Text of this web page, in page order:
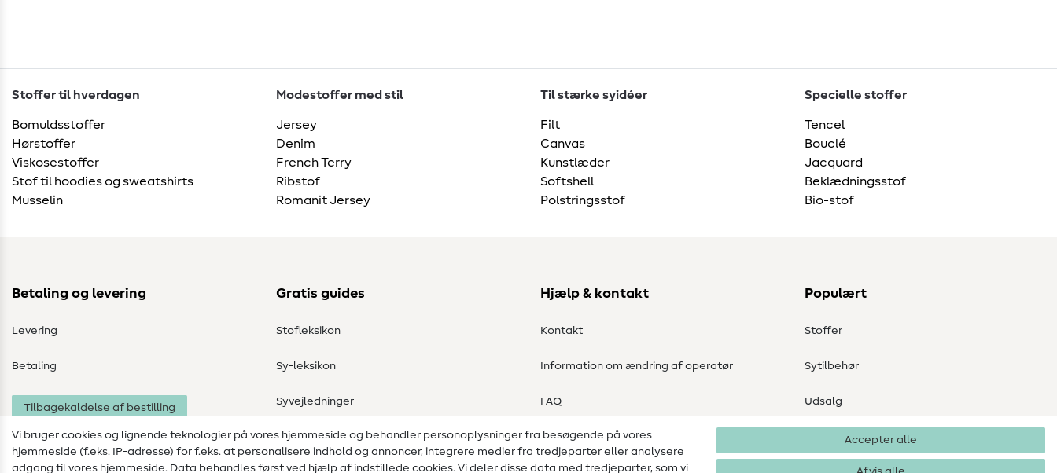
Stoffer til hverdagen
Bomuldsstoffer
Hørstoffer
Viskosestoffer
Stof til hoodies og sweatshirts
Musselin
Modestoffer med stil
Jersey
Denim
French Terry
Ribstof
Romanit Jersey
Til stærke syidéer
Filt
Canvas
Kunstlæder
Softshell
Polstringsstof
Specielle stoffer
Tencel
Bouclé
Jacquard
Beklædningsstof
Bio-stof
Betaling og levering
Levering
Betaling
Tilbagekaldelse af bestilling
Gratis guides
Stofleksikon
Sy-leksikon
Syvejledninger
Hjælp & kontakt
Kontakt
Information om ændring af operatør
FAQ
Fortrydelsesret
Populært
Stoffer
Sytilbehør
Udsalg
Vi bruger cookies og lignende teknologier på vores hjemmeside og behandler personoplysninger fra besøgende på vores
hjemmeside (f.eks. IP-adresse) for f.eks. at personalisere indhold og annoncer, integrere medier fra tredjeparter eller analysere
adgang til vores hjemmeside. Data behandles først ved hjælp af indstillede cookies. Vi deler disse data med tredjeparter, som vi
Accepter alle